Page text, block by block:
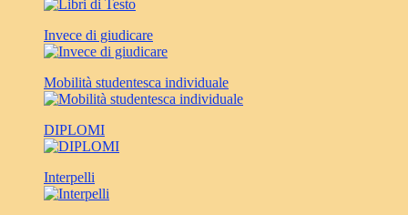
Invece di giudicare
Mobilità studentesca individuale
DIPLOMI
Interpelli